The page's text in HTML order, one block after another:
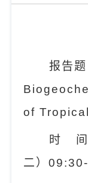
报告题
of
时
二）